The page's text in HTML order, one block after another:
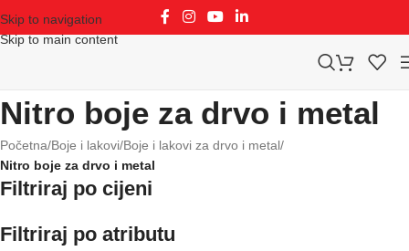
Skip to navigation
Skip to main content
Nitro boje za drvo i metal
Početna/Boje i lakovi/Boje i lakovi za drvo i metal/
Nitro boje za drvo i metal
Filtriraj po cijeni
Filtriraj po atributu